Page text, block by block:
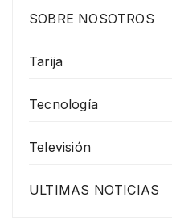
SOBRE NOSOTROS
Tarija
Tecnología
Televisión
ULTIMAS NOTICIAS